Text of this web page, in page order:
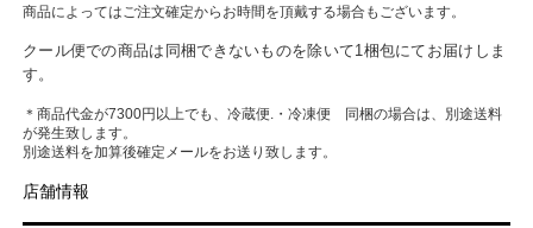
商品によってはご注文確定からお時間を頂戴する場合もございます。
クール便での商品は同梱できないものを除いて1梱包にてお届けしま
す。
＊商品代金が7300円以上でも、冷蔵便.・冷凍便 同梱の場合は、別途送料
が発生致します。
別途送料を加算後確定メールをお送り致します。
店舗情報